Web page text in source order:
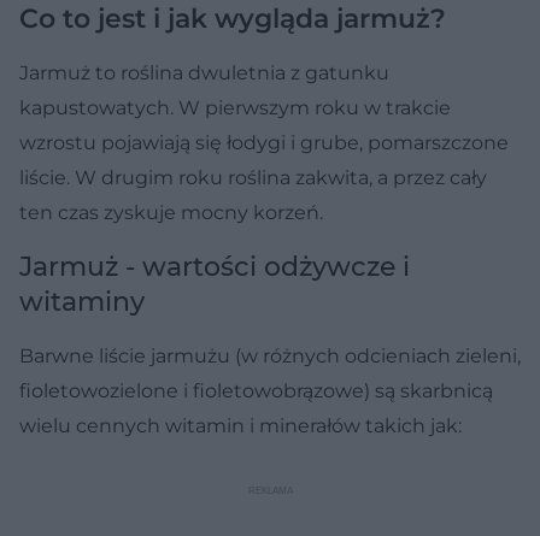
Co to jest i jak wygląda jarmuż?
Jarmuż to roślina dwuletnia z gatunku
kapustowatych. W pierwszym roku w trakcie
wzrostu pojawiają się łodygi i grube, pomarszczone
liście. W drugim roku roślina zakwita, a przez cały
ten czas zyskuje mocny korzeń.
Jarmuż - wartości odżywcze i
witaminy
Barwne liście jarmużu (w różnych odcieniach zieleni,
fioletowozielone i fioletowobrązowe) są skarbnicą
wielu cennych witamin i minerałów takich jak: